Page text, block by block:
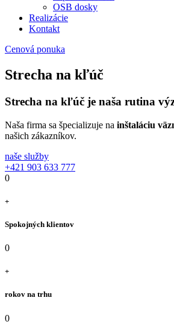
OSB dosky
Realizácie
Kontakt
Cenová ponuka
Strecha na kľúč
Strecha na kľúč je naša rutina
Naša firma sa špecializuje na inštaláciu
našich zákazníkov.
naše služby
+421 903 633 777
0
+
Spokojných klientov
0
+
rokov na trhu
0